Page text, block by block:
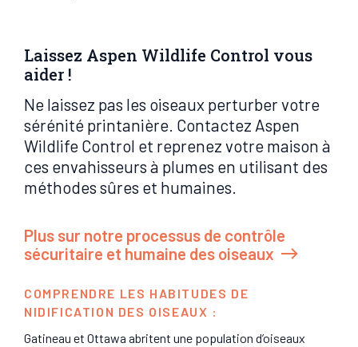
Laissez Aspen Wildlife Control vous
aider !
Ne laissez pas les oiseaux perturber votre
sérénité printanière. Contactez Aspen
Wildlife Control et reprenez votre maison à
ces envahisseurs à plumes en utilisant des
méthodes sûres et humaines.
Plus sur notre processus de contrôle
sécuritaire et humaine des oiseaux
COMPRENDRE LES HABITUDES DE
NIDIFICATION DES OISEAUX :
Gatineau et Ottawa abritent une population d’oiseaux